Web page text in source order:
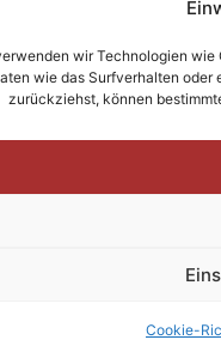
wir Technologien
wie das Surfverhalten
zurückziehst, können
Cookie-